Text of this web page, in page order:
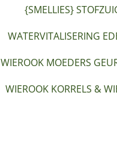
{SMELLIES}
WATERVITALISERING
WIEROOK MOEDERS
WIEROOK KORRELS &